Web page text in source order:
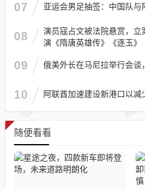
07 亚运会男足抽签：中国队
08
演员寇占文被法院悬赏，
演《隋唐英雄传》《逐玉》
09 俄美外长在马尼拉举行会谈
10 阿联酋加速建设新港口以
随便看看